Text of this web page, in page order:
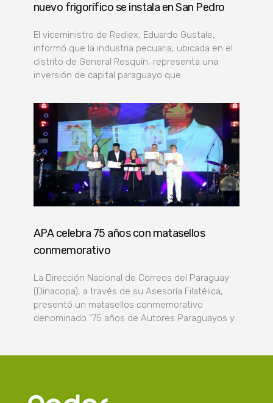
nuevo frigorífico se instala en San Pedro
El viceministro de Rediex, Eduardo Gustale,
informó que la industria pecuaria, ubicada en el
distrito de General Resquín, representa una
inversión de capital paraguayo que
APA celebra 75 años con matasellos
conmemorativo
La Dirección Nacional de Correos del Paraguay
(Dinacopa), a través de su Asesoría Filatélica,
presentó un matasellos conmemorativo
denominado “75 años de Autores Paraguayos y